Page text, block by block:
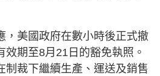
，美國政府在數小時後正式撤
期至8月21日的豁免執照。
制裁下繼續生產、運送及銷售